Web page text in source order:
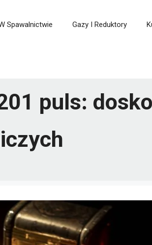
Spawalnictwie Gazy I Reduktory
puls: